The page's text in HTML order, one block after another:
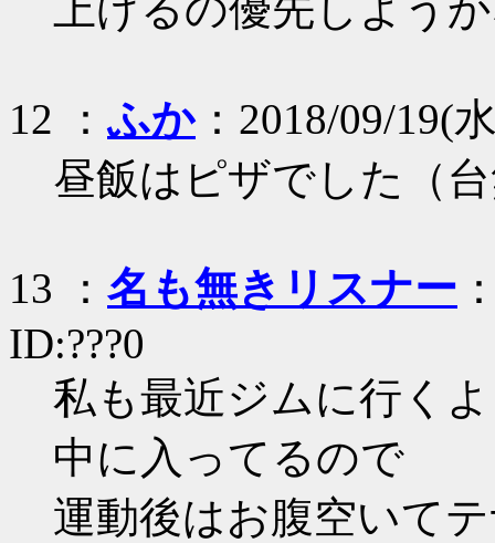
上げるの優先しよう
12 ：ふか：2018/09/19(
昼飯はピザでした（
13 ： 名も無きリスナー
ID:???0
私も最近ジムに行く
中に入ってるので
運動後はお腹空いて